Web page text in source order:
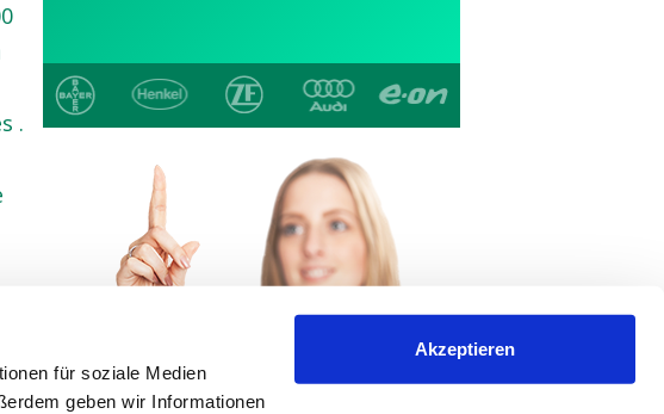
für soziale Medien
geben wir Informationen
Akzeptieren
.